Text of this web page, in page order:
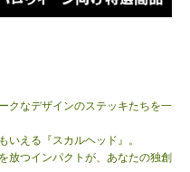
クなデザインのステッキたちを一
いえる『スカルヘッド』。
放つインパクトが、あなたの独創